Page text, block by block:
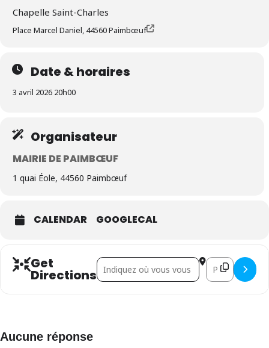
Chapelle Saint-Charles
Place Marcel Daniel, 44560 Paimbœuf
Date & horaires
3 avril 2026 20h00
Organisateur
MAIRIE DE PAIMBŒUF
1 quai Éole, 44560 Paimbœuf
CALENDAR GOOGLECAL
Get
Directions
Address - Trio Pouvr3au [] Destination
Aucune réponse